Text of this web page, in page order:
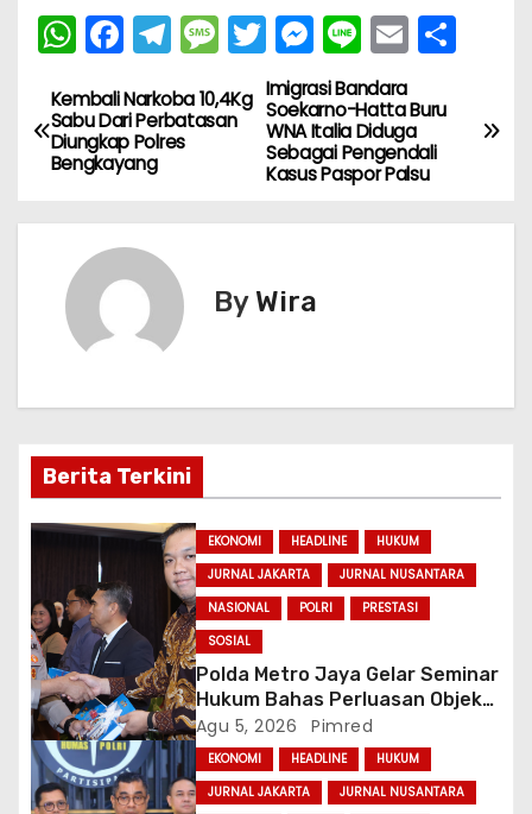
W
h
a
ts
A
p
p
F
a
c
e
b
o
o
k
T
el
e
gr
m
M
e
s
g
T
w
itt
er
M
e
s
s
e
n
er
Li
n
e
E
m
ai
l
S
ar
N
a
s
i
p
o
s
Imigrasi Bandara
Soekarno-Hatta Buru
WNA Italia Diduga
Sebagai Pengendali
Kasus Paspor Palsu
Kembali Narkoba 10,4Kg
Sabu Dari Perbatasan
Diungkap Polres
Bengkayang
By Wira
Berita Terkini
EKONOMI HEADLINE
HUKUM
JURNAL JAKARTA
JURNAL NUSANTARA
NASIONAL
POLRI
PRESTASI
SOSIAL
Polda Metro Jaya Gelar Seminar
Hukum Bahas Perluasan Objek
Praperadilan dalam KUHAP Baru
Agu 5, 2026 Pimred
EKONOMI HEADLINE
HUKUM
JURNAL JAKARTA
JURNAL NUSANTARA